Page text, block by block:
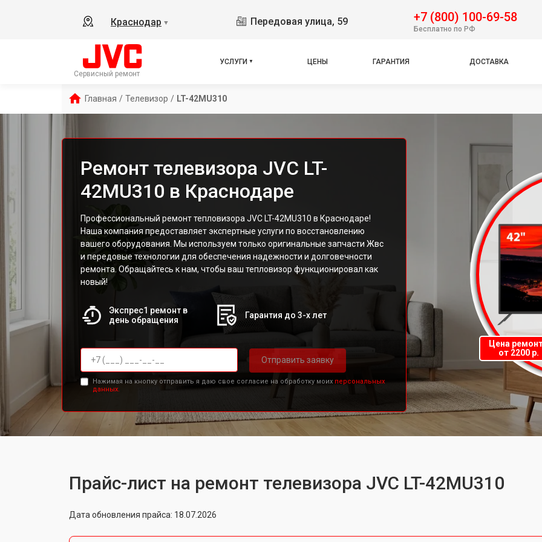
Краснодар ▼ Передовая улица, 59 +7 (800) 100-69-58
Бесплатно по РФ
Сервисный ремонт
УСЛУГИ ЦЕНЫ ГАРАНТИЯ ДОСТАВКА
Главная / Телевизор / LT-42MU310
Ремонт телевизора JVC LT-
42MU310 в Краснодаре
Профессиональный ремонт тепловизора JVC LT-42MU310 в Краснодаре!
Наша компания предоставляет экспертные услуги по восстановлению
вашего оборудования. Мы используем только оригинальные запчасти Жвс
и передовые технологии для обеспечения надежности и долговечности
ремонта. Обращайтесь к нам, чтобы ваш тепловизор функционировал как
новый!
Экспрес1 ремонт в
день обращения
Гарантия до 3-х лет
Отправить заявку
Нажимая на кнопку отправить я даю свое согласие на обработку моих персональных
данных.
Цена
от 2200 р.
Прайс-лист на ремонт телевизора JVC LT-42MU310
Дата обновления прайса: 18.07.2026